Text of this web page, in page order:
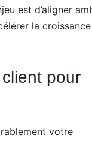
est d’aligner
la
pour
votre